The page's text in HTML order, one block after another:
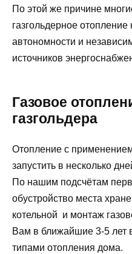
По этой же причине
газгольдерное отопление
автономности и
источников
Газовое
газгольдера
Отопление с
запустить в несколько
По нашим подсчётам
обустройство места
котельной и монтаж
Вам в ближайшие 3-5 лет
типами отопления дома.